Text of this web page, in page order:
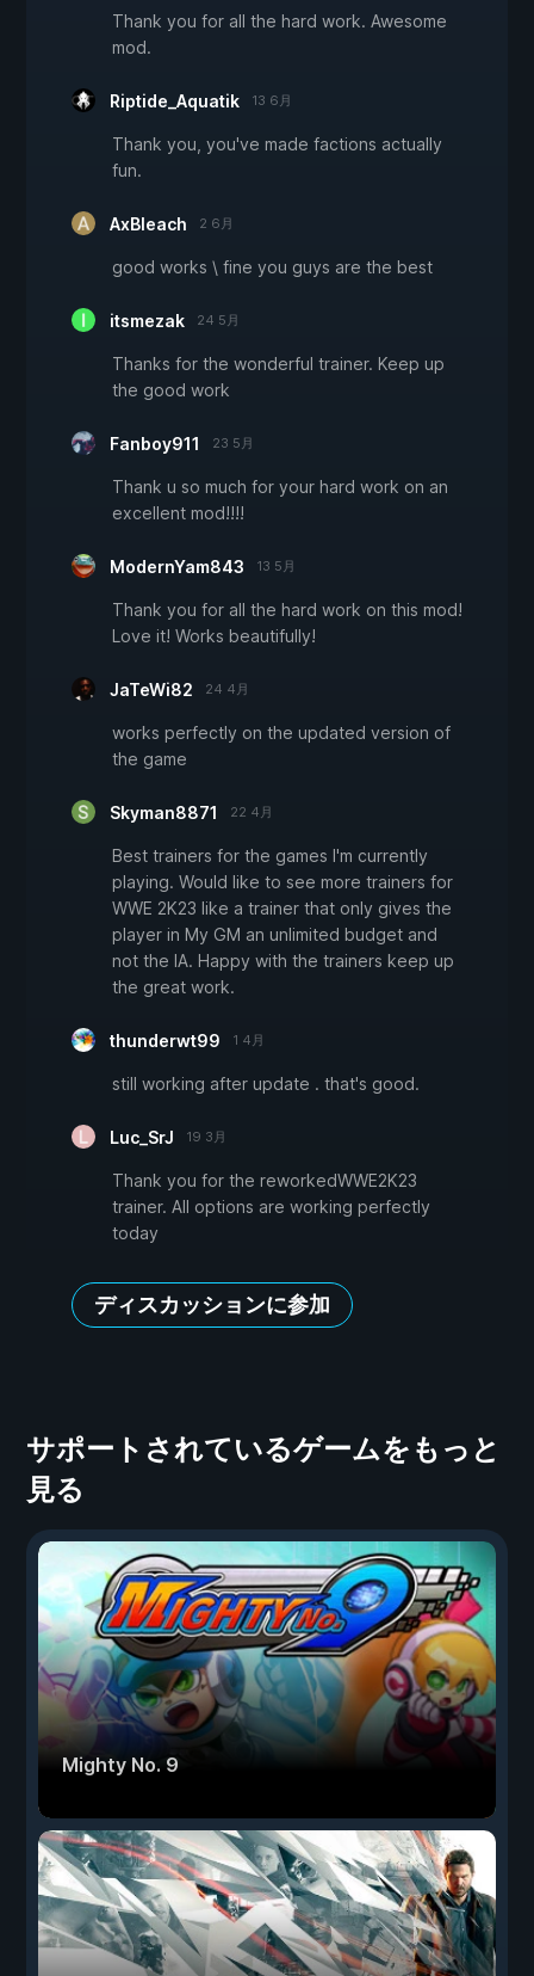
Thank you for all the hard work. Awesome
mod.
Riptide_Aquatik 13 6月
Thank you, you've made factions actually
fun.
AxBleach 2 6月
good works \ fine you guys are the best
itsmezak 24 5月
Thanks for the wonderful trainer. Keep up
the good work
Fanboy911 23 5月
Thank u so much for your hard work on an
excellent mod!!!!
ModernYam843 13 5月
Thank you for all the hard work on this mod!
Love it! Works beautifully!
JaTeWi82 24 4月
works perfectly on the updated version of
the game
Skyman8871 22 4月
Best trainers for the games I'm currently
playing. Would like to see more trainers for
WWE 2K23 like a trainer that only gives the
player in My GM an unlimited budget and
not the IA. Happy with the trainers keep up
the great work.
thunderwt99 1 4月
still working after update . that's good.
Luc_SrJ 19 3月
Thank you for the reworkedWWE2K23
trainer. All options are working perfectly
today
ディスカッションに参加
サポートされているゲームをもっと
見る
Mighty No. 9